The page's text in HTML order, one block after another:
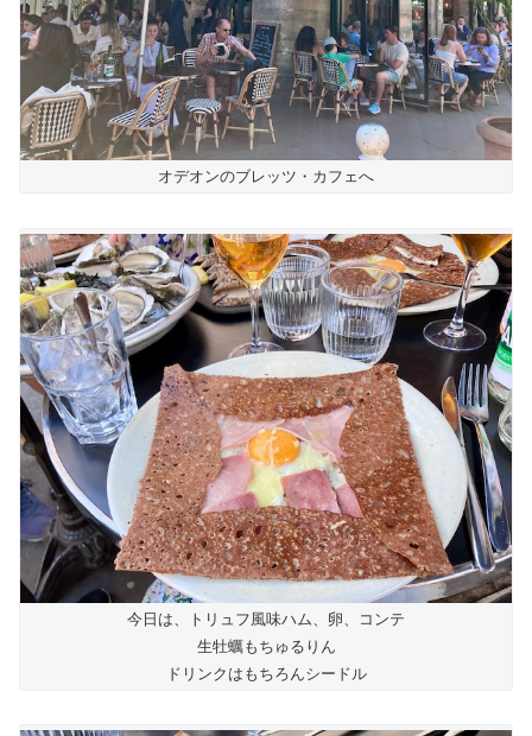
オデオンのブレッツ・カフェへ
今日は、トリュフ風味ハム、卵、コンテ
生牡蠣もちゅるりん
ドリンクはもちろんシードル